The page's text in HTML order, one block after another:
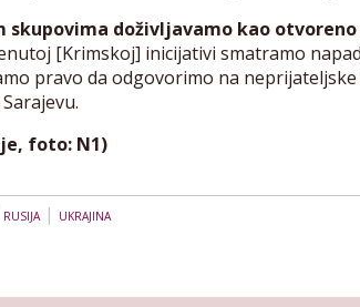
skupovima doživljavamo kao
[Krimskoj] inicijativi smatramo
pravo da odgovorimo na
foto: N1)
RUSIJA| UKRAJINA